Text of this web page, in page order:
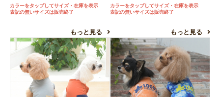
カラーをタップしてサイズ・在庫を表示
表記の無いサイズは販売終了
もっと見る
カラーをタップしてサイズ・在庫を表示
表記の無いサイズは販売終了
もっと見る